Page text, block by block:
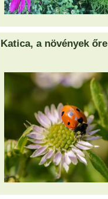
Katica, a növények őre